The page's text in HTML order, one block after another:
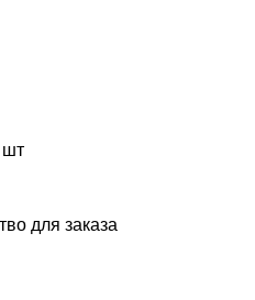
шт
для заказа